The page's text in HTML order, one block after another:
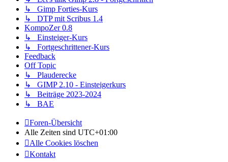
↳ Gimp Forties-Kurs
↳ DTP mit Scribus 1.4
KompoZer 0.8
↳ Einsteiger-Kurs
↳ Fortgeschrittener-Kurs
Feedback
Off Topic
↳ Plauderecke
↳ GIMP 2.10 - Einsteigerkurs
↳ Beiträge 2023-2024
↳ BAE
Foren-Übersicht
Alle Zeiten sind UTC+01:00
Alle Cookies löschen
Kontakt